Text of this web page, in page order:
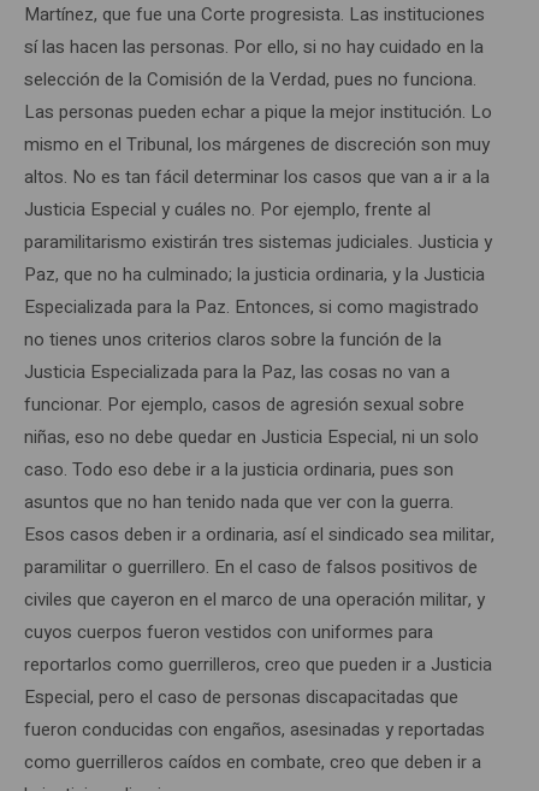
Martínez, que fue una Corte progresista. Las instituciones
sí las hacen las personas. Por ello, si no hay cuidado en la
selección de la Comisión de la Verdad, pues no funciona.
Las personas pueden echar a pique la mejor institución. Lo
mismo en el Tribunal, los márgenes de discreción son muy
altos. No es tan fácil determinar los casos que van a ir a la
Justicia Especial y cuáles no. Por ejemplo, frente al
paramilitarismo existirán tres sistemas judiciales. Justicia y
Paz, que no ha culminado; la justicia ordinaria, y la Justicia
Especializada para la Paz. Entonces, si como magistrado
no tienes unos criterios claros sobre la función de la
Justicia Especializada para la Paz, las cosas no van a
funcionar. Por ejemplo, casos de agresión sexual sobre
niñas, eso no debe quedar en Justicia Especial, ni un solo
caso. Todo eso debe ir a la justicia ordinaria, pues son
asuntos que no han tenido nada que ver con la guerra.
Esos casos deben ir a ordinaria, así el sindicado sea militar,
paramilitar o guerrillero. En el caso de falsos positivos de
civiles que cayeron en el marco de una operación militar, y
cuyos cuerpos fueron vestidos con uniformes para
reportarlos como guerrilleros, creo que pueden ir a Justicia
Especial, pero el caso de personas discapacitadas que
fueron conducidas con engaños, asesinadas y reportadas
como guerrilleros caídos en combate, creo que deben ir a